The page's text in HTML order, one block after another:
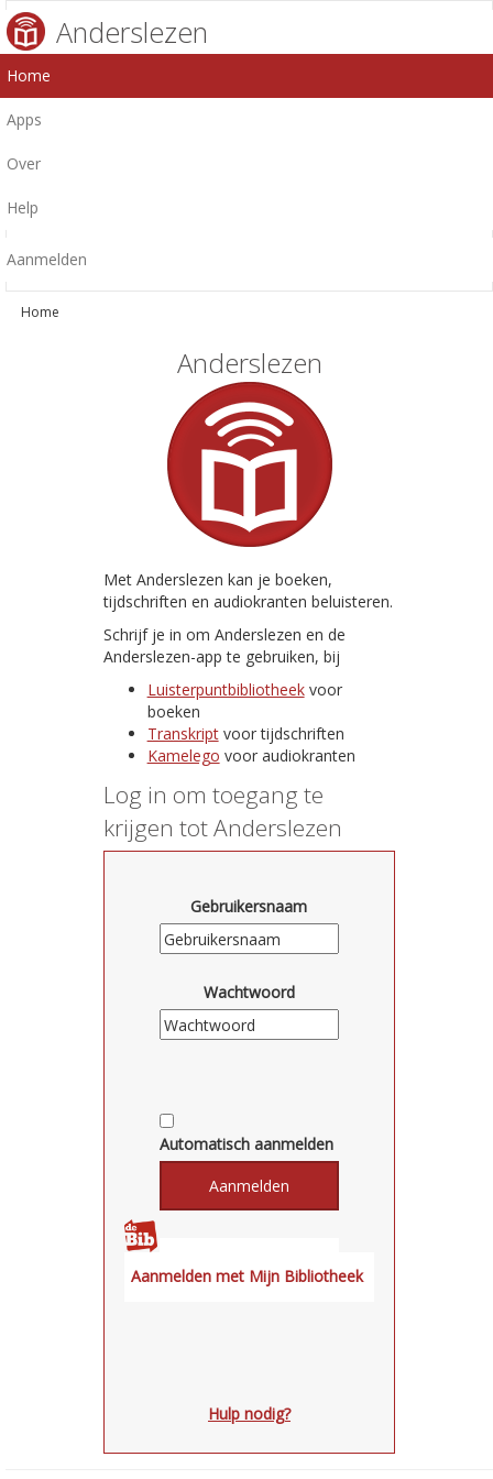
Anderslezen
Home
Apps
Over
Help
Aanmelden
Home
Anderslezen
Met Anderslezen kan je boeken,
tijdschriften en audiokranten beluisteren.
Schrijf je in om Anderslezen en de
Anderslezen-app te gebruiken, bij
Luisterpuntbibliotheekvoor
boeken
Transkriptvoor tijdschriften
Kamelego voor audiokranten
Log in om toegang te
krijgen tot Anderslezen
Gebruikersnaam
Wachtwoord
Automatisch aanmelden
Hulp nodig?